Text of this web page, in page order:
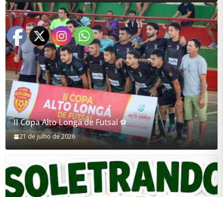
II Copa Alto Longá de Futsal ⚽
21 de julho de 2026